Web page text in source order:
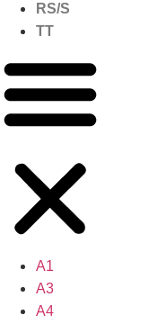
RS/S
TT
A1
A3
A4